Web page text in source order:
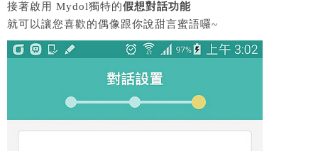
接著啟用 Mydol獨特的假想對話功能
就可以讓您喜歡的偶像跟你說甜言蜜語囉~